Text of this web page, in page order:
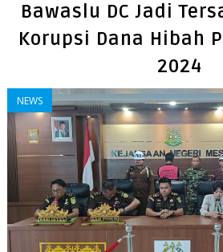
Bawaslu DC Jadi
Korupsi Dana Hibah
2024
NEWS